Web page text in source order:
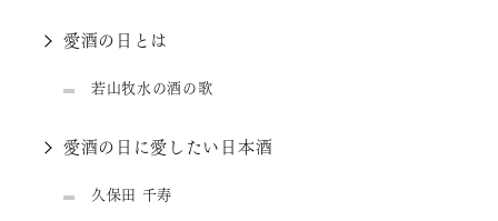
愛酒の日とは
若山牧水の酒の歌
愛酒の日に愛したい日本酒
久保田 千寿